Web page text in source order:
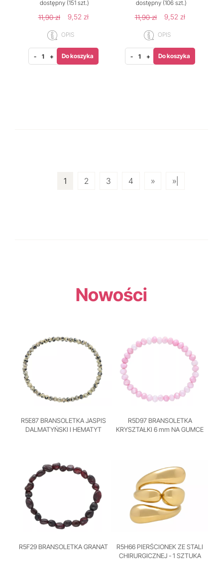
dostępny (151 szt.)
11,90 zł 9,52 zł
OPIS
- + Do koszyka
dostępny(106 szt.)
11,90 zł 9,52 zł
OPIS
- + Do koszyka
1 2 3 4 » »|
Nowości
R5E87 BRANSOLETKA JASPIS
DALMATYŃSKI I HEMATYT
R5D97 BRANSOLETKA
KRYSZTAŁKI 6 mm NA GUMCE
R5F29 BRANSOLETKA GRANAT
R5H66 PIERŚCIONEK ZE STALI
CHIRURGICZNEJ - 1 SZTUKA